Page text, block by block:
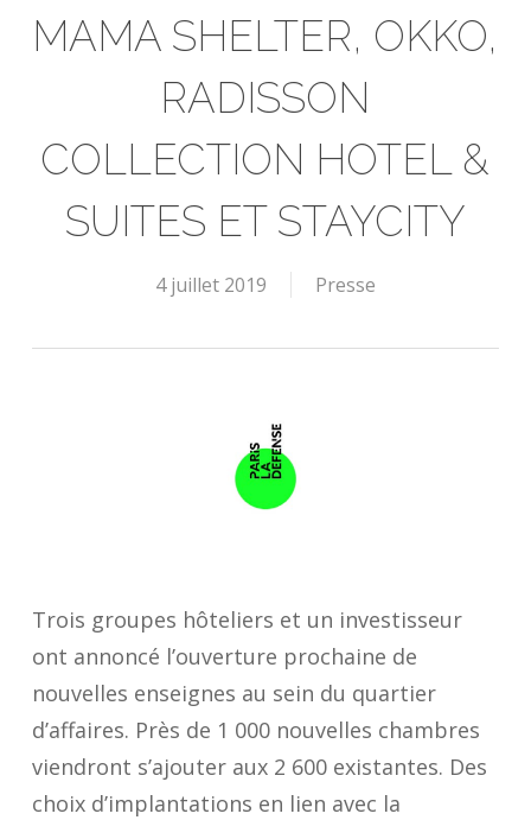
MAMA SHELTER, OKKO,
RADISSON
COLLECTION HOTEL &
SUITES ET STAYCITY
4 juillet 2019 Presse
Trois groupes hôteliers et un investisseur
ont annoncé l’ouverture prochaine de
nouvelles enseignes au sein du quartier
d’affaires. Près de 1 000 nouvelles chambres
viendront s’ajouter aux 2 600 existantes. Des
choix d’implantations en lien avec la